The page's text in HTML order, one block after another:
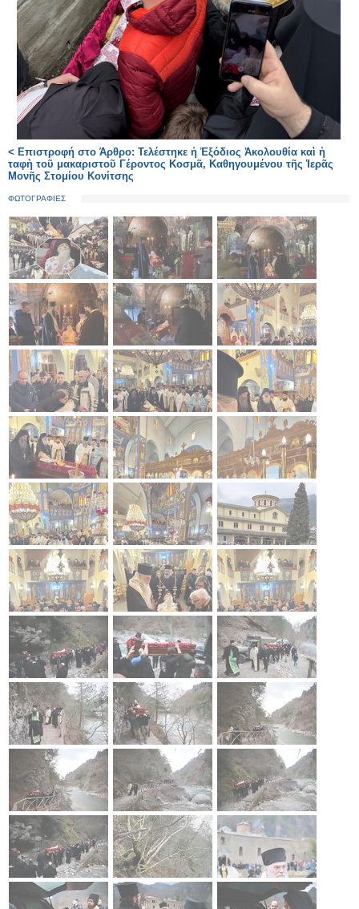
< Επιστροφή στο Άρθρο: Τελέστηκε ἡ Ἐξόδιος Ἀκολουθία καὶ ἡ
ταφὴ τοῦ μακαριστοῦ Γέροντος Κοσμᾶ, Καθηγουμένου τῆς Ἱερᾶς
Μονῆς Στομίου Κονίτσης
ΦΩΤΟΓΡΑΦΙΕΣ